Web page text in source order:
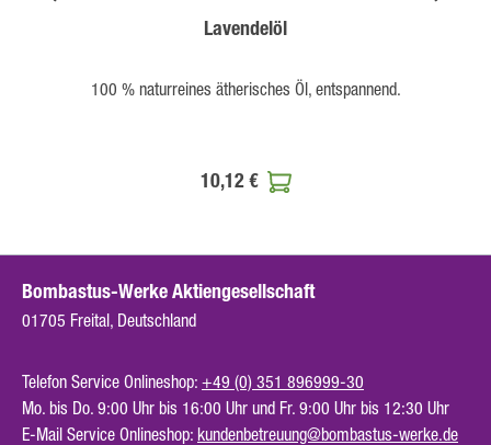
Lavendelöl
100 % naturreines ätherisches Öl, entspannend.
10,12 €
Bombastus-Werke Aktiengesellschaft
01705 Freital, Deutschland
Telefon Service Onlineshop: +49 (0) 351 896999-30
Mo. bis Do. 9:00 Uhr bis 16:00 Uhr und Fr. 9:00 Uhr bis 12:30 Uhr
E-Mail Service Onlineshop: kundenbetreuung@bombastus-werke.de